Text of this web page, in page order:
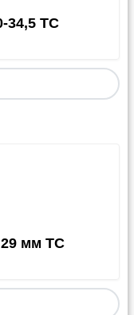
34,5 ТС
29 мм ТС